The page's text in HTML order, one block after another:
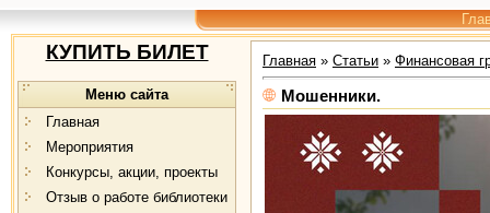
КУПИТЬ БИЛЕТ
Меню сайта
Главная
Мероприятия
Конкурсы, акции, проекты
Отзыв о работе библиотеки
Главная » Статьи » Финансовая
Мошенники.